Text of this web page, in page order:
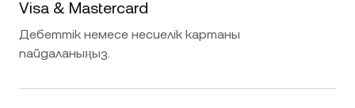
Visa & Mastercard
Дебеттік немесе несиелік картаны
пайдаланыңыз.